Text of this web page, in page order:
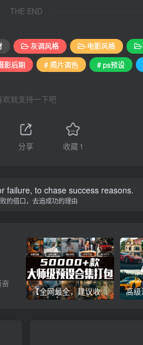
THE END
灰调风格 电影风格
影后期 # 照片调色 # ps预设
欢就支持一下吧
分享 收藏 1
failure, to chase success reasons.
的借口，去追成功的理由
【全网最全，建议收藏】5万多款Lr顶级调色预设合集，精心整理，分类清晰，摄影师调色师必备素材，够用一辈子！